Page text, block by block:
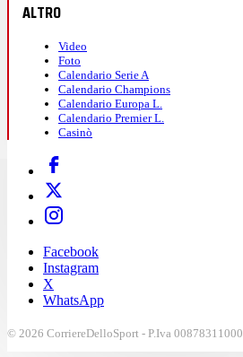
ALTRO
Video
Foto
Calendario Serie A
Calendario Champions
Calendario Europa L.
Calendario Premier L.
Casinò
Facebook
Instagram
X
WhatsApp
© 2026 CorriereDelloSport - P.Iva 00878311000